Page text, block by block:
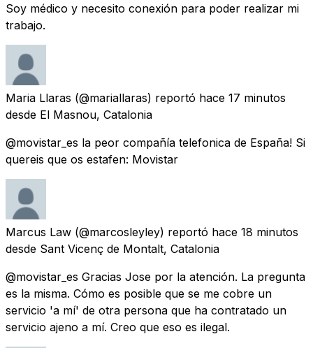
Soy médico y necesito conexión para poder realizar mi
trabajo.
Maria Llaras (@mariallaras) reportó hace 17 minutos
desde El Masnou, Catalonia
@movistar_es la peor compañía telefonica de España! Si
quereis que os estafen: Movistar
Marcus Law (@marcosleyley) reportó hace 18 minutos
desde Sant Vicenç de Montalt, Catalonia
@movistar_es Gracias Jose por la atención. La pregunta
es la misma. Cómo es posible que se me cobre un
servicio 'a mí' de otra persona que ha contratado un
servicio ajeno a mí. Creo que eso es ilegal.